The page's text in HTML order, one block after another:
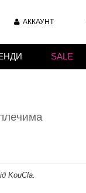
АККАУНТ
KouCla.
SALE